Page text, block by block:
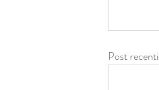
Post recenti